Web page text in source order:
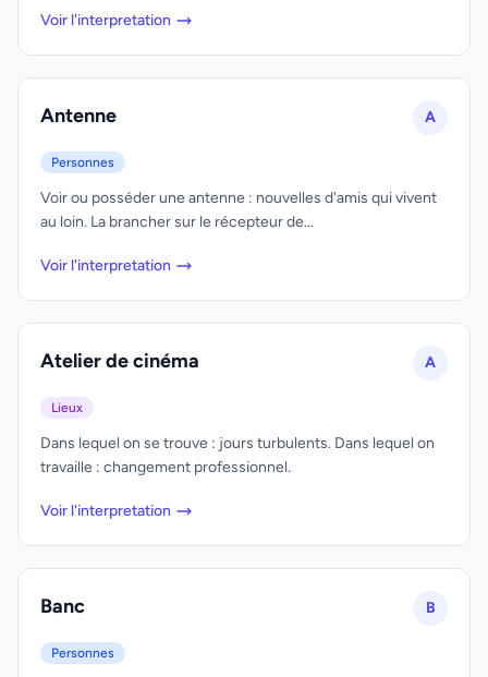
Voir l'interpretation
Antenne A
Personnes
Voir ou posséder une antenne : nouvelles d'amis qui vivent
au loin. La brancher sur le récepteur de...
Voir l'interpretation
Atelier de cinéma A
Lieux
Dans lequel on se trouve : jours turbulents. Dans lequel on
travaille : changement professionnel.
Voir l'interpretation
Banc B
Personnes